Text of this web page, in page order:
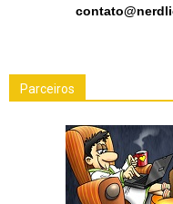
Parceiros